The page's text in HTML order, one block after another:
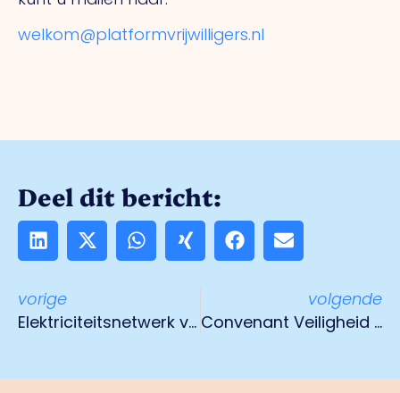
welkom@platformvrijwilligers.nl
Deel dit bericht:
vorige
Elek­tri­ci­teits­net­werk van het slot
volgende
Convenant Veiligheid getekend